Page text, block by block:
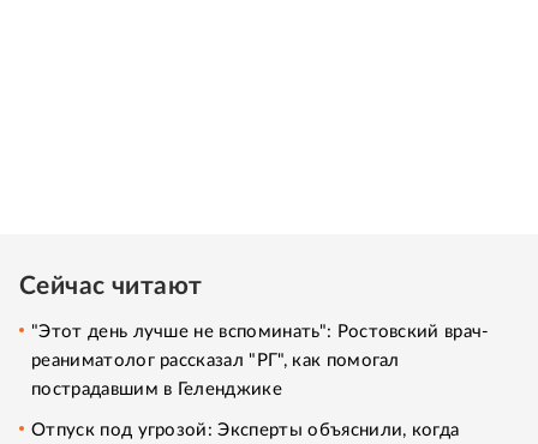
Сейчас читают
"Этот день лучше не вспоминать": Ростовский врач-
реаниматолог рассказал "РГ", как помогал
пострадавшим в Геленджике
Отпуск под угрозой: Эксперты объяснили, когда